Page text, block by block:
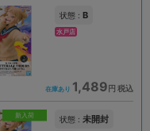
状態 : B
水戸店
在庫あり 1,489 円 税込
新入荷 状態 : 未開封